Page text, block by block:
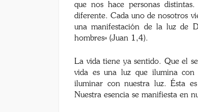
que nos hace personas
diferente. Cada uno de nosotros
una manifestación de la luz de
hombres» (Juan 1,4).
La vida tiene ya sentido. Que el
vida es una luz que ilumina con
iluminar con nuestra luz. Ésta
Nuestra esencia se manifiesta en